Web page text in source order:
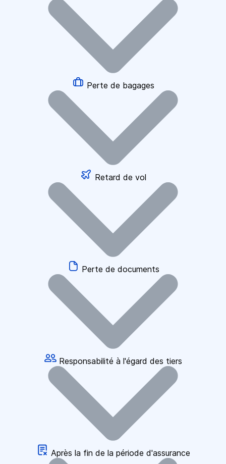
Perte de bagages
Retard de vol
Perte de documents
Responsabilité à l'égard des tiers
Après la fin de la période d'assurance